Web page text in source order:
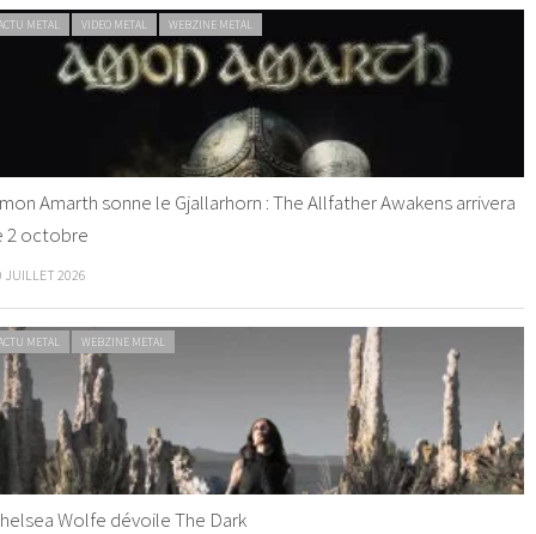
METAL VIDEO METAL WEBZINE METAL
Amarth sonne le Gjallarhorn : The Allfather Awakens arrivera
2 octobre
JUILLET 2026
METAL WEBZINE METAL
Wolfe dévoile The Dark